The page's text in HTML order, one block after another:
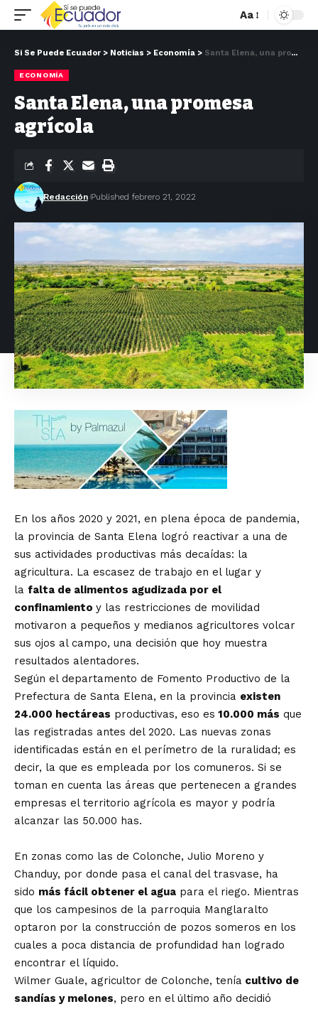
Aa
Si Se Puede Ecuador > Noticias > Economía > Santa Elena, una promesa agrícola
ECONOMÍA
Santa Elena, una promesa
agrícola
Redacción Published febrero 21, 2022
En los años 2020 y 2021, en plena época de pandemia,
la provincia de Santa Elena logró reactivar a una de
sus actividades productivas más decaídas: la
agricultura. La escasez de trabajo en el lugar y
la falta de alimentos agudizada por el
confinamiento y las restricciones de movilidad
motivaron a pequeños y medianos agricultores volcar
sus ojos al campo, una decisión que hoy muestra
resultados alentadores.
Según el departamento de Fomento Productivo de la
Prefectura de Santa Elena, en la provincia existen
24.000 hectáreas productivas, eso es 10.000 más que
las registradas antes del 2020. Las nuevas zonas
identificadas están en el perímetro de la ruralidad; es
decir, la que es empleada por los comuneros. Si se
toman en cuenta las áreas que pertenecen a grandes
empresas el territorio agrícola es mayor y podría
alcanzar las 50.000 has.
En zonas como las de Colonche, Julio Moreno y
Chanduy, por donde pasa el canal del trasvase, ha
sido más fácil obtener el agua para el riego. Mientras
que los campesinos de la parroquia Manglaralto
optaron por la construcción de pozos someros en los
cuales a poca distancia de profundidad han logrado
encontrar el líquido.
Wilmer Guale, agricultor de Colonche, tenía cultivo de
sandías y melones, pero en el último año decidió